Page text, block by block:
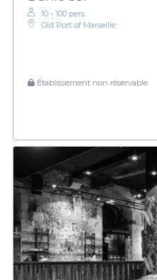
10 - 100 pers.
Old Port of Marseille
Établissement non réservable